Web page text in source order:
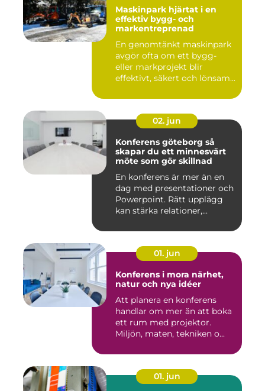
Maskinpark hjärtat i en
effektiv bygg- och
markentreprenad
En genomtänkt maskinpark
avgör ofta om ett bygg-
eller markprojekt blir
effektivt, säkert och lönsam...
02. jun
Konferens göteborg så
skapar du ett minnesvärt
möte som gör skillnad
En konferens är mer än en
dag med presentationer och
Powerpoint. Rätt upplägg
kan stärka relationer,...
01. jun
Konferens i mora närhet,
natur och nya idéer
Att planera en konferens
handlar om mer än att boka
ett rum med projektor.
Miljön, maten, tekniken o...
01. jun